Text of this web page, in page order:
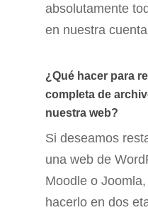
absolutamente
en nuestra
¿Qué hacer para
completa de
nuestra web?
Si deseamos
una web de
Moodle o
hacerlo en dos